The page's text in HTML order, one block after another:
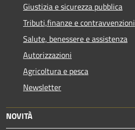
Giustizia e sicurezza pubblica
Tributi,finanze e contravvenzioni
Salute, benessere e assistenza
Autorizzazioni
Agricoltura e pesca
Newsletter
NOVITÀ